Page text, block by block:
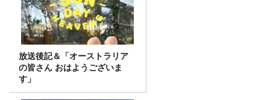
放送後記＆「オーストラリア
の皆さん おはようございま
す」